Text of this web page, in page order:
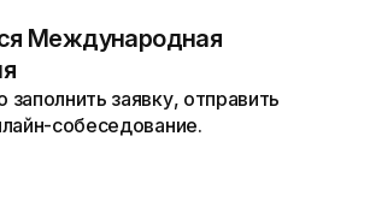
Международная
заявку, отправить
собеседование.